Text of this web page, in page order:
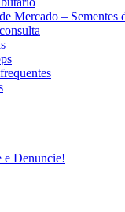
Mercado – Sementes
e Denuncie!